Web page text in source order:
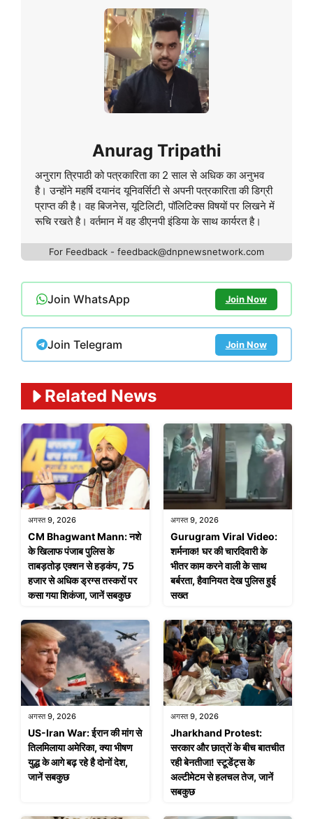
Anurag Tripathi
अनुराग त्रिपाठी को पत्रकारिता का 2 साल से अधिक का अनुभव
है। उन्होंने महर्षि दयानंद यूनिवर्सिटी से अपनी पत्रकारिता की डिग्री
प्राप्त की है। वह बिजनेस, यूटिलिटी, पॉलिटिक्स विषयों पर लिखने में
रूचि रखते है। वर्तमान में वह डीएनपी इंडिया के साथ कार्यरत है।
For Feedback - feedback@dnpnewsnetwork.com
Join WhatsApp Join Now
Join Telegram Join Now
Related News
अगस्त 9, 2026
CM Bhagwant Mann: नशे
के खिलाफ पंजाब पुलिस के
ताबड़तोड़ एक्शन से हड़कंप, 75
हजार से अधिक ड्रग्स तस्करों पर
कसा गया शिकंजा, जानें सबकुछ
अगस्त 9, 2026
Gurugram Viral Video:
शर्मनाक! घर की चारदिवारी के
भीतर काम करने वाली के साथ
बर्बरता, हैवानियत देख पुलिस हुई
सख्त
अगस्त 9, 2026
US-Iran War: ईरान की मांग से
तिलमिलाया अमेरिका, क्या भीषण
युद्ध के आगे बढ़ रहे है दोनों देश,
जानें सबकुछ
अगस्त 9, 2026
Jharkhand Protest:
सरकार और छात्रों के बीच बातचीत
रही बेनतीजा! स्टूडेंट्स के
अल्टीमेटम से हलचल तेज, जानें
सबकुछ